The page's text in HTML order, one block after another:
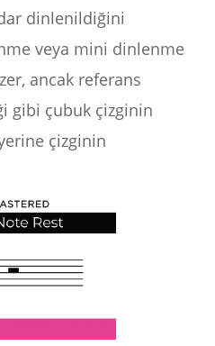
dinlenildiğini
veya mini dinlenme
ancak referans
gibi çubuk çizginin
çizginin